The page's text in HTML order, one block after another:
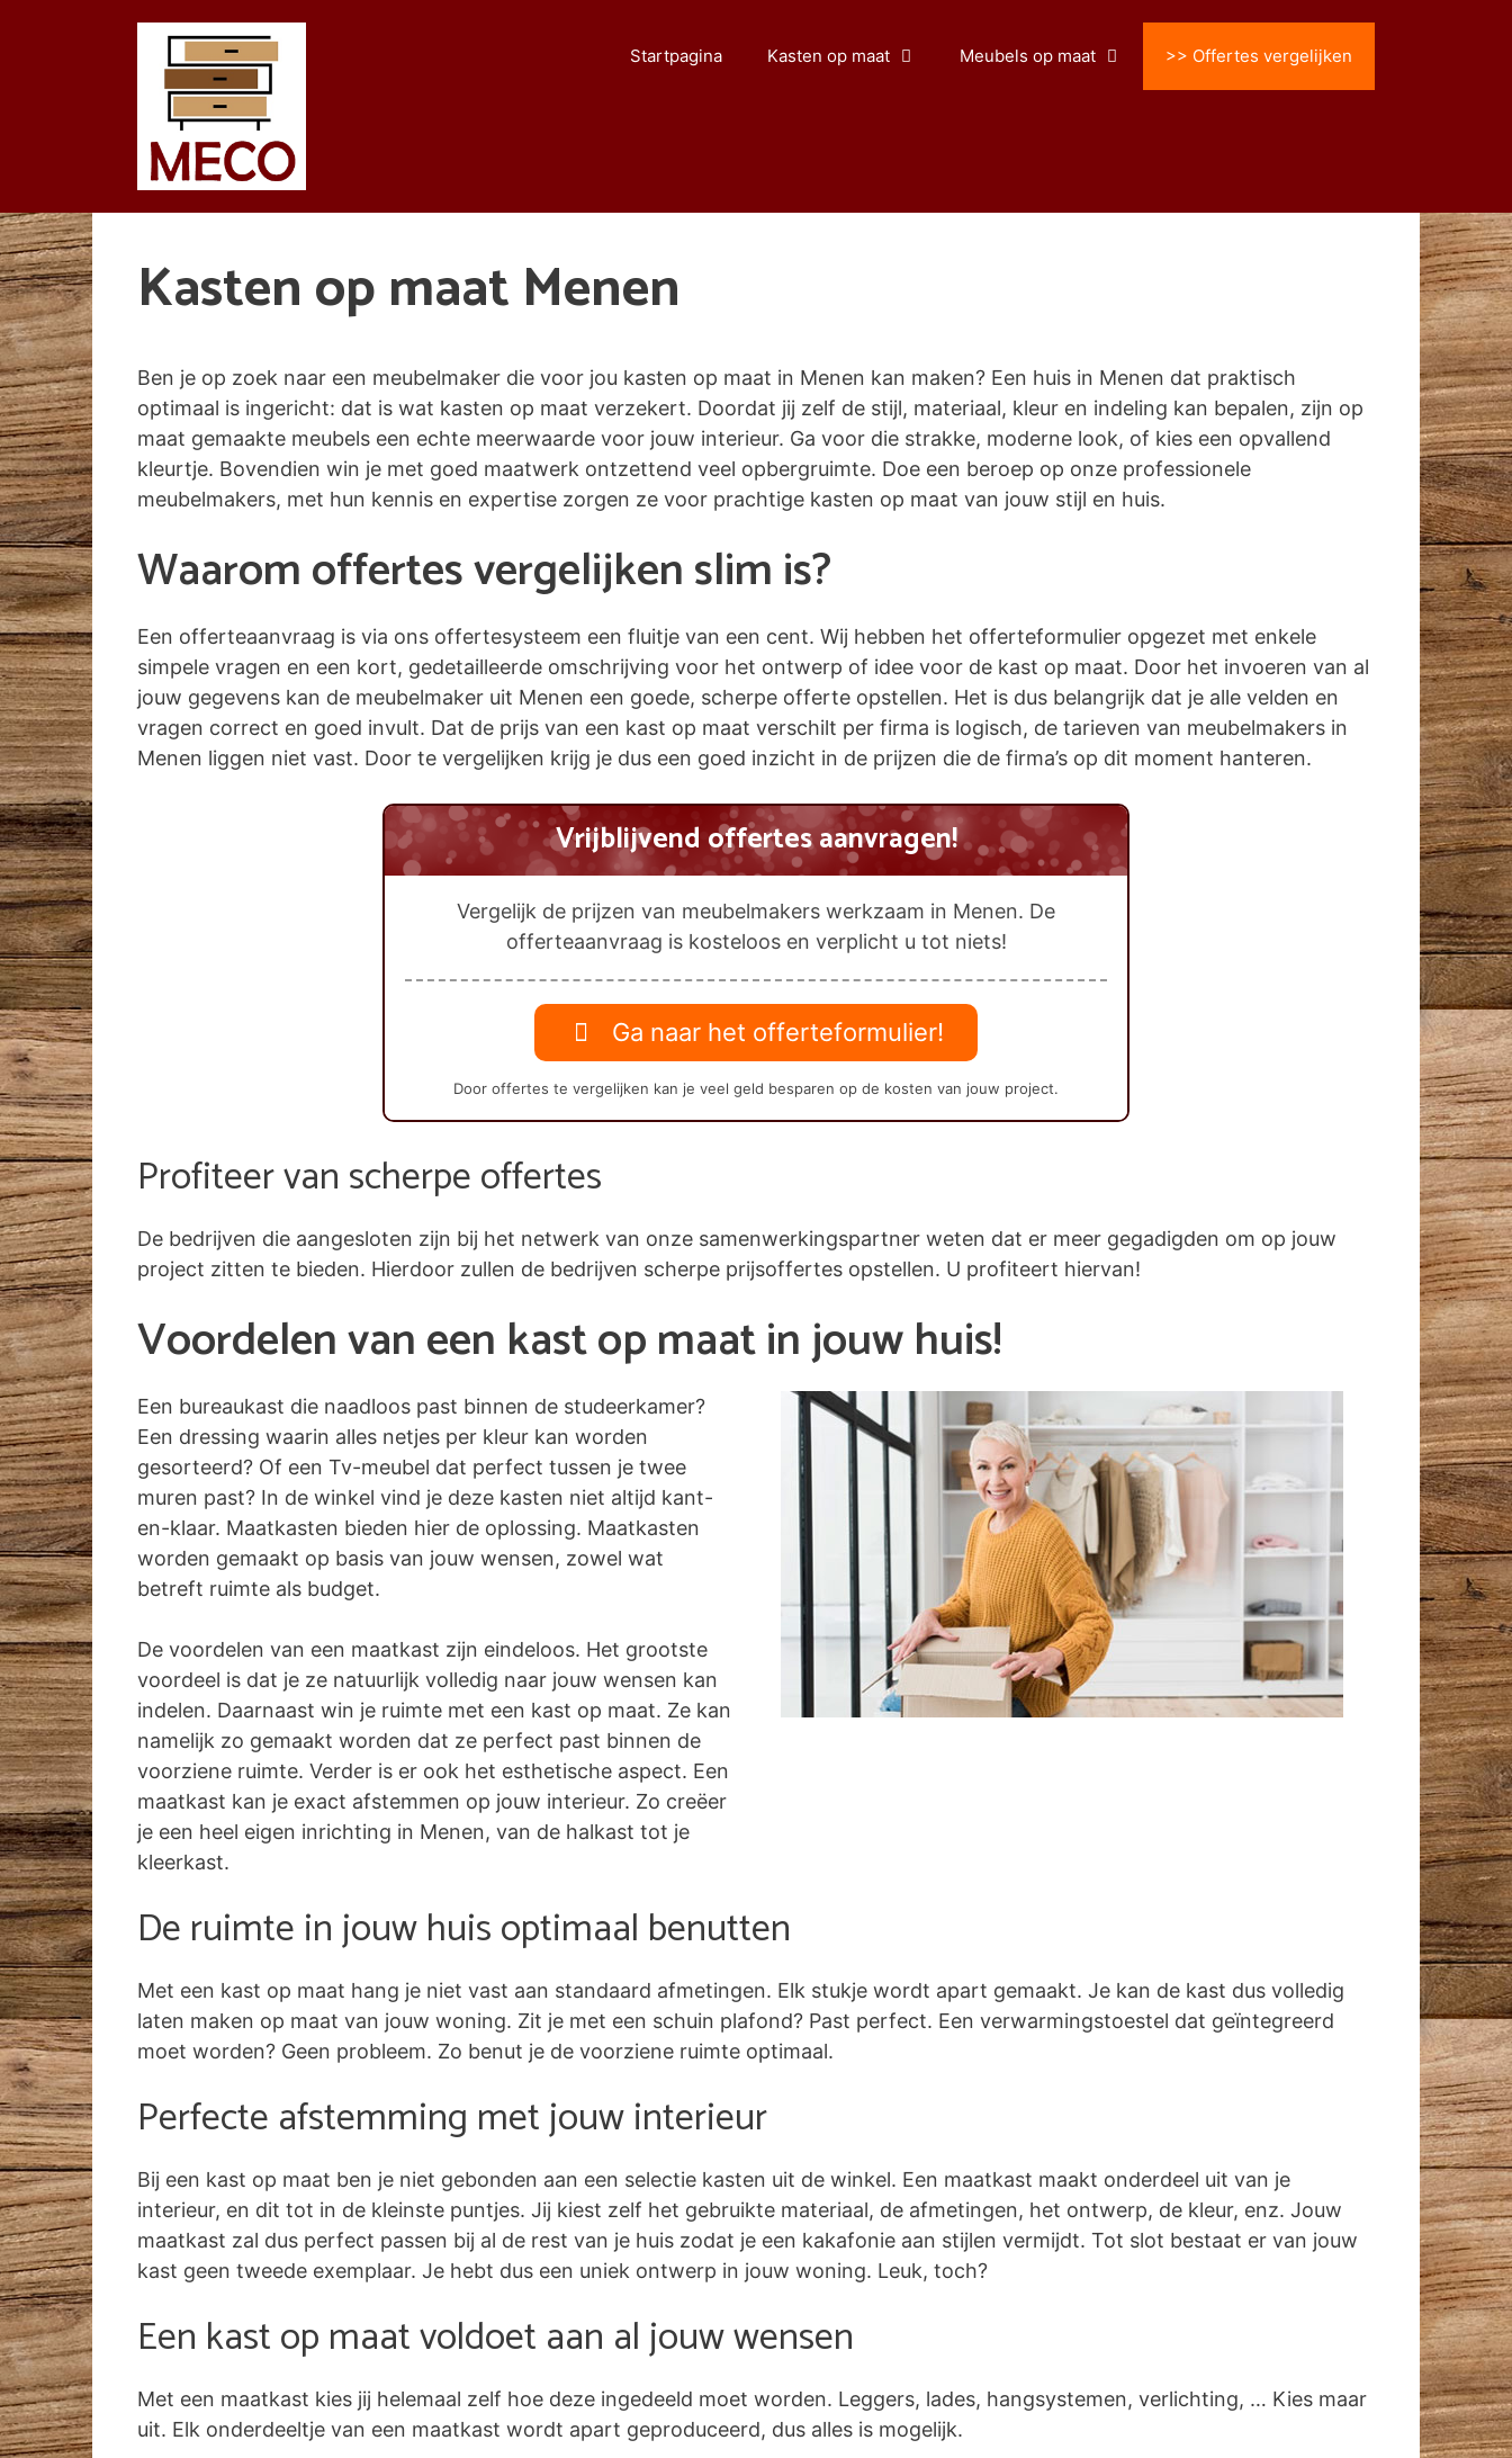
Startpagina Kasten op maat Meubels op maat >> Offertes vergelijken
Kasten op maat Menen
Ben je op zoek naar een meubelmaker die voor jou kasten op maat in Menen kan maken? Een huis in Menen dat praktisch
optimaal is ingericht: dat is wat kasten op maat verzekert. Doordat jij zelf de stijl, materiaal, kleur en indeling kan bepalen, zijn op
maat gemaakte meubels een echte meerwaarde voor jouw interieur. Ga voor die strakke, moderne look, of kies een opvallend
kleurtje. Bovendien win je met goed maatwerk ontzettend veel opbergruimte. Doe een beroep op onze professionele
meubelmakers, met hun kennis en expertise zorgen ze voor prachtige kasten op maat van jouw stijl en huis.
Waarom offertes vergelijken slim is?
Een offerteaanvraag is via ons offertesysteem een fluitje van een cent. Wij hebben het offerteformulier opgezet met enkele
simpele vragen en een kort, gedetailleerde omschrijving voor het ontwerp of idee voor de kast op maat. Door het invoeren van al
jouw gegevens kan de meubelmaker uit Menen een goede, scherpe offerte opstellen. Het is dus belangrijk dat je alle velden en
vragen correct en goed invult. Dat de prijs van een kast op maat verschilt per firma is logisch, de tarieven van meubelmakers in
Menen liggen niet vast. Door te vergelijken krijg je dus een goed inzicht in de prijzen die de firma’s op dit moment hanteren.
Vrijblijvend offertes aanvragen!
Vergelijk de prijzen van meubelmakers werkzaam in Menen. De
offerteaanvraag is kosteloos en verplicht u tot niets!
Ga naar het offerteformulier!
Door offertes te vergelijken kan je veel geld besparen op de kosten van jouw project.
Profiteer van scherpe offertes
De bedrijven die aangesloten zijn bij het netwerk van onze samenwerkingspartner weten dat er meer gegadigden om op jouw
project zitten te bieden. Hierdoor zullen de bedrijven scherpe prijsoffertes opstellen. U profiteert hiervan!
Voordelen van een kast op maat in jouw huis!
Een bureaukast die naadloos past binnen de studeerkamer?
Een dressing waarin alles netjes per kleur kan worden
gesorteerd? Of een Tv-meubel dat perfect tussen je twee
muren past? In de winkel vind je deze kasten niet altijd kant-
en-klaar. Maatkasten bieden hier de oplossing. Maatkasten
worden gemaakt op basis van jouw wensen, zowel wat
betreft ruimte als budget.
De voordelen van een maatkast zijn eindeloos. Het grootste
voordeel is dat je ze natuurlijk volledig naar jouw wensen kan
indelen. Daarnaast win je ruimte met een kast op maat. Ze kan
namelijk zo gemaakt worden dat ze perfect past binnen de
voorziene ruimte. Verder is er ook het esthetische aspect. Een
maatkast kan je exact afstemmen op jouw interieur. Zo creëer
je een heel eigen inrichting in Menen, van de halkast tot je
kleerkast.
De ruimte in jouw huis optimaal benutten
Met een kast op maat hang je niet vast aan standaard afmetingen. Elk stukje wordt apart gemaakt. Je kan de kast dus volledig
laten maken op maat van jouw woning. Zit je met een schuin plafond? Past perfect. Een verwarmingstoestel dat geïntegreerd
moet worden? Geen probleem. Zo benut je de voorziene ruimte optimaal.
Perfecte afstemming met jouw interieur
Bij een kast op maat ben je niet gebonden aan een selectie kasten uit de winkel. Een maatkast maakt onderdeel uit van je
interieur, en dit tot in de kleinste puntjes. Jij kiest zelf het gebruikte materiaal, de afmetingen, het ontwerp, de kleur, enz. Jouw
maatkast zal dus perfect passen bij al de rest van je huis zodat je een kakafonie aan stijlen vermijdt. Tot slot bestaat er van jouw
kast geen tweede exemplaar. Je hebt dus een uniek ontwerp in jouw woning. Leuk, toch?
Een kast op maat voldoet aan al jouw wensen
Met een maatkast kies jij helemaal zelf hoe deze ingedeeld moet worden. Leggers, lades, hangsystemen, verlichting, … Kies maar
uit. Elk onderdeeltje van een maatkast wordt apart geproduceerd, dus alles is mogelijk.